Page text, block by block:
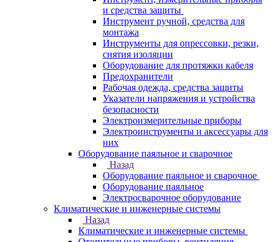
и средства защиты
Инструмент ручной, средства для
монтажа
Инструменты для опрессовки, резки,
снятия изоляции
Оборудование для протяжки кабеля
Предохранители
Рабочая одежда, средства защиты
Указатели напряжения и устройства
безопасности
Электроизмерительные приборы
Электроинструменты и аксессуары для
них
Оборудование паяльное и сварочное
Назад
Оборудование паяльное и сварочное
Оборудование паяльное
Электросварочное оборудование
Климатические и инженерные системы
Назад
Климатические и инженерные системы